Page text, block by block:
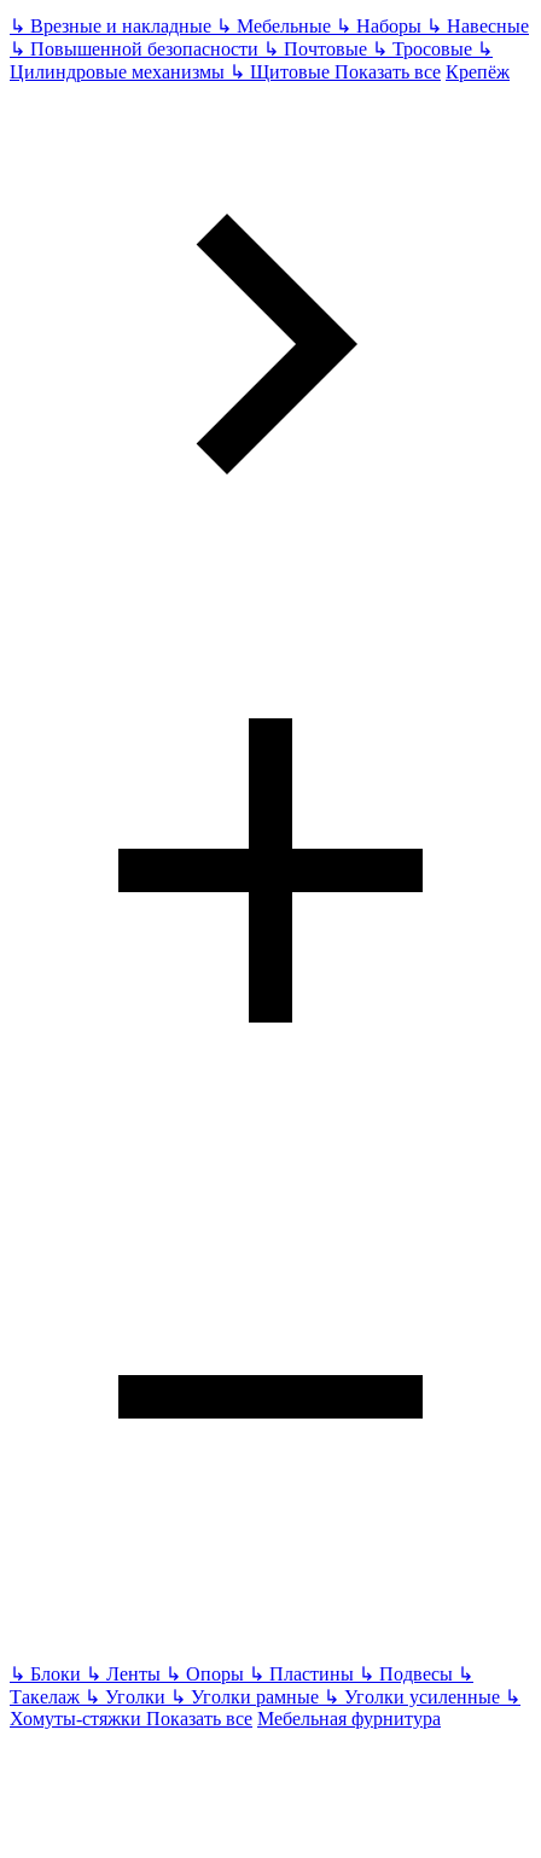
↳ Врезные и накладные ↳ Мебельные ↳ Наборы ↳ Навесные
↳ Повышенной безопасности ↳ Почтовые ↳ Тросовые ↳
Цилиндровые механизмы ↳ Щитовые Показать все Крепёж
↳ Блоки ↳ Ленты ↳ Опоры ↳ Пластины ↳ Подвесы ↳
Такелаж ↳ Уголки ↳ Уголки рамные ↳ Уголки усиленные ↳
Хомуты-стяжки Показать все Мебельная фурнитура